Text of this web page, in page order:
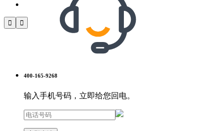
 
400-165-9268
输入手机号码，立即给您回电。